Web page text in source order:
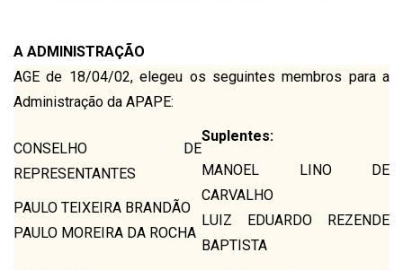
A ADMINISTRAÇÃO
AGE de 18/04/02, elegeu os seguintes membros para a
Administração da APAPE:
CONSELHO DE
REPRESENTANTES
PAULO TEIXEIRA BRANDÃO
PAULO MOREIRA DA ROCHA
Suplentes:
MANOEL LINO DE
CARVALHO
LUIZ EDUARDO REZENDE
BAPTISTA